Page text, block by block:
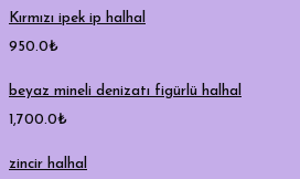
Kırmızı ipek ip halhal
950.0₺
beyaz mineli denizatı figürlü halhal
1,700.0₺
zincir halhal